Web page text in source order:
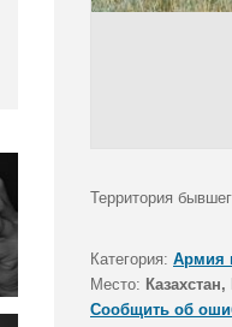
Территория
Категория: Армия
Место:
Сообщить об